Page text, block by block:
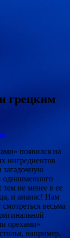
грецким
появился на
ингредиентов
загадочную
одноименного
тем не менее в ее
и ананас! Нам
смотреться весьма
орехами»
например,